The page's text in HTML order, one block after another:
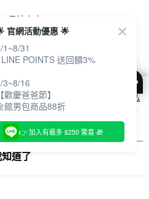
長袖上衣
站使用 cookie 方式之詳情，及若您不希
腦的 cookie 設定，請參閱本網站「
隱私
本網站即表示您同意本公司得按本網站使
道了
官網活動優惠 🌟
1~8/31
POINTS 送回饋3%
3~8/16
【歡慶爸爸節】
館男包商品88折
👉 加入有最多 $250 驚喜 🎁